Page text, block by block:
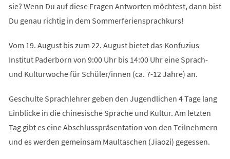
sie? Wenn Du auf diese Fragen Antworten möchtest, dann bist
Du genau richtig in dem Sommerferiensprachkurs!
Vom 19. August bis zum 22. August bietet das Konfuzius
Institut Paderborn von 9:00 Uhr bis 14:00 Uhr eine Sprach-
und Kulturwoche für Schüler/innen (ca. 7-12 Jahre) an.
Geschulte Sprachlehrer geben den Jugendlichen 4 Tage lang
Einblicke in die chinesische Sprache und Kultur. Am letzten
Tag gibt es eine Abschlusspräsentation von den Teilnehmern
und es werden gemeinsam Maultaschen (Jiaozi) gegessen.